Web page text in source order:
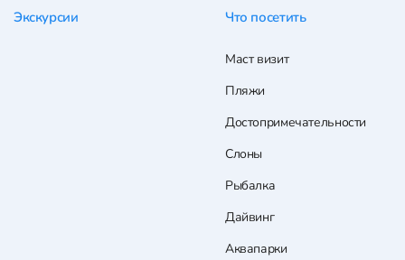
Экскурсии Что посетить
Маст визит
Пляжи
Достопримечательности
Слоны
Рыбалка
Дайвинг
Аквапарки